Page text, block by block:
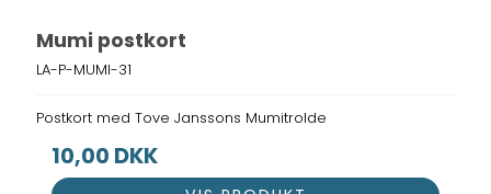
Mumi postkort
LA-P-MUMI-31
Postkort med Tove Janssons Mumitrolde
10,00 DKK